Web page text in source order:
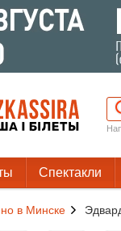
Спектакли
в Минске